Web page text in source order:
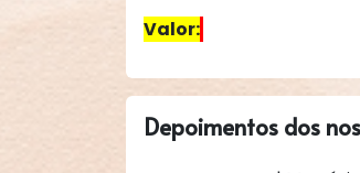
Valor:
Depoimentos dos